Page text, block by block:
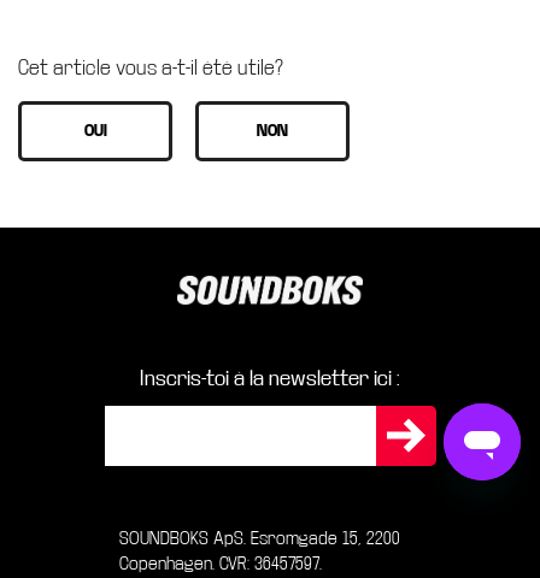
Cet article vous a-t-il été utile?
Inscris-toi à la newsletter ici :
SOUNDBOKS ApS. Esromgade 15, 2200
Copenhagen. CVR: 36457597.